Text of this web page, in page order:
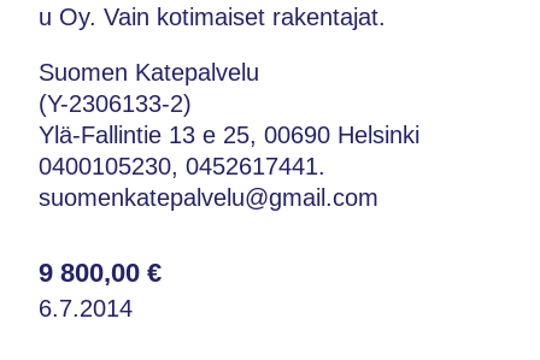
u Oy. Vain kotimaiset rakentajat.
Suomen Katepalvelu
(Y-2306133-2)
Ylä-Fallintie 13 e 25, 00690 Helsinki
0400105230, 0452617441.
suomenkatepalvelu@gmail.com
9 800,00 €
6.7.2014